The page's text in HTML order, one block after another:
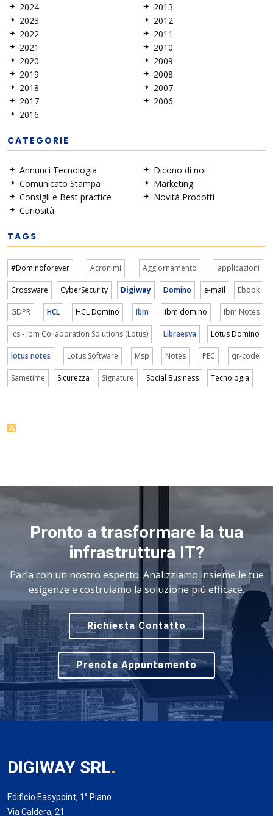
2024
2023
2022
2021
2020
2019
2018
2017
2016
2013
2012
2011
2010
2009
2008
2007
2006
CATEGORIE
Annunci Tecnologia
Comunicato Stampa
Consigli e Best practice
Curiosità
Dicono di noi
Marketing
Novità Prodotti
TAGS
#Dominoforever Acronimi Aggiornamento applicazioni
Crossware CyberSecurity Digiway Domino e-mail Ebook
GDPR HCL HCL Domino Ibm ibm domino Ibm Notes
Ics - Ibm Collaboration Solutions (Lotus) Libraesva Lotus Domino
lotus notes Lotus Software Msp Notes PEC qr-code
Sametime Sicurezza Signature Social Business Tecnologia
Pronto a trasformare la tua
infrastruttura IT?
Parla con un nostro esperto. Analizziamo insieme le tue
esigenze e costruiamo la soluzione più efficace.
Richiesta Contatto
Prenota Appuntamento
DIGIWAY SRL.
Edificio Easypoint, 1° Piano
Via Caldera, 21